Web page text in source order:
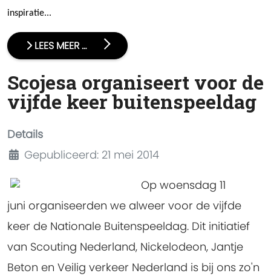
inspiratie...
LEES MEER …
Scojesa organiseert voor de
vijfde keer buitenspeeldag
Details
Gepubliceerd: 21 mei 2014
Op woensdag 11
juni organiseerden we alweer voor de vijfde
keer de Nationale Buitenspeeldag. Dit initiatief
van Scouting Nederland, Nickelodeon, Jantje
Beton en Veilig verkeer Nederland is bij ons zo'n